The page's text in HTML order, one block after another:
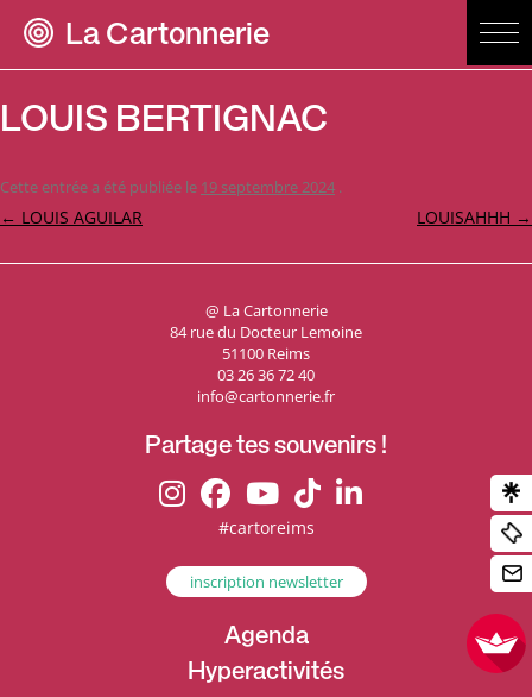
La Cartonnerie
LOUIS BERTIGNAC
Cette entrée a été publiée le 19 septembre 2024 .
Navigation
← LOUIS AGUILAR LOUISAHHH →
@ La Cartonnerie
84 rue du Docteur Lemoine
51100 Reims
03 26 36 72 40
info@cartonnerie.fr
Partage tes souvenirs !
#cartoreims
inscription newsletter
Agenda
Hyperactivités